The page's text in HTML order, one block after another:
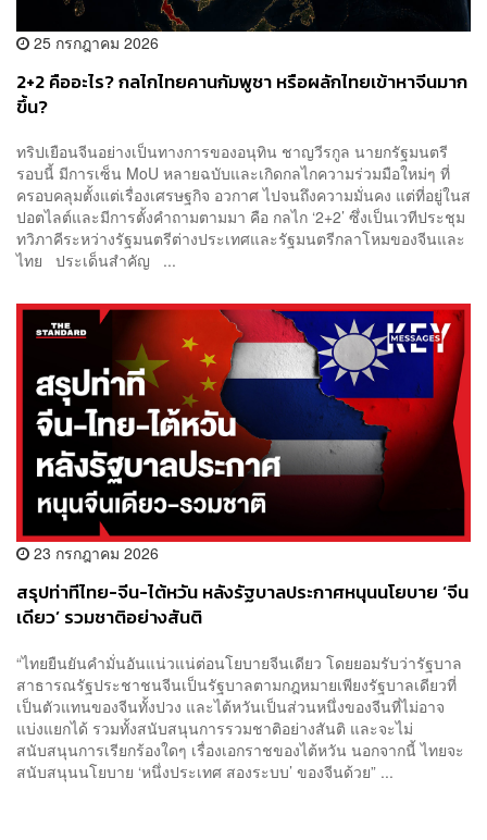
25 กรกฎาคม 2026
2+2 คืออะไร? กลไกไทยคานกัมพูชา หรือผลักไทยเข้าหาจีนมาก
ขึ้น?
ทริปเยือนจีนอย่างเป็นทางการของอนุทิน ชาญวีรกูล นายกรัฐมนตรี
รอบนี้ มีการเซ็น MoU หลายฉบับและเกิดกลไกความร่วมมือใหม่ๆ ที่
ครอบคลุมตั้งแต่เรื่องเศรษฐกิจ อวกาศ ไปจนถึงความมั่นคง แต่ที่อยู่ในส
ปอตไลต์และมีการตั้งคำถามตามมา คือ กลไก ‘2+2’ ซึ่งเป็นเวทีประชุม
ทวิภาคีระหว่างรัฐมนตรีต่างประเทศและรัฐมนตรีกลาโหมของจีนและ
ไทย ประเด็นสำคัญ ...
23 กรกฎาคม 2026
สรุปท่าทีไทย-จีน-ไต้หวัน หลังรัฐบาลประกาศหนุนนโยบาย ‘จีน
เดียว’ รวมชาติอย่างสันติ
“ไทยยืนยันคำมั่นอันแน่วแน่ต่อนโยบายจีนเดียว โดยยอมรับว่ารัฐบาล
สาธารณรัฐประชาชนจีนเป็นรัฐบาลตามกฎหมายเพียงรัฐบาลเดียวที่
เป็นตัวแทนของจีนทั้งปวง และไต้หวันเป็นส่วนหนึ่งของจีนที่ไม่อาจ
แบ่งแยกได้ รวมทั้งสนับสนุนการรวมชาติอย่างสันติ และจะไม่
สนับสนุนการเรียกร้องใดๆ เรื่องเอกราชของไต้หวัน นอกจากนี้ ไทยจะ
สนับสนุนนโยบาย ‘หนึ่งประเทศ สองระบบ’ ของจีนด้วย” ...